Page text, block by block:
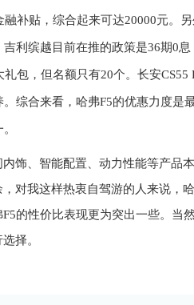
融补贴，综合起来可达20000元。
吉利缤越目前在推的政策是36期0息
礼包，但名额只有20个。长安CS55
。综合来看，哈弗F5的优惠力度是
内饰、智能配置、动力性能等产品
对我这样热衷自驾游的人来说，
F5的性价比表现更为突出一些。当
择。